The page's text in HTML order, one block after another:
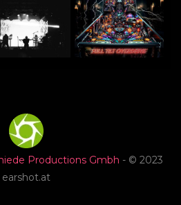
Productions Gmbh - © 2023
earshot.at